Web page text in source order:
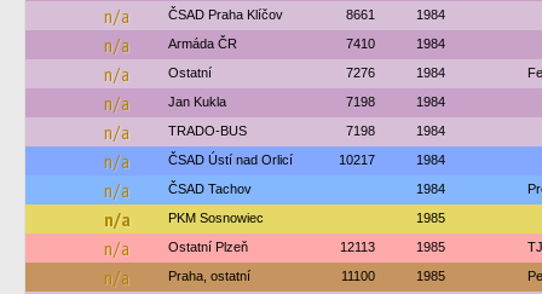
n/a ČSAD Praha Klíčov 8661 1984
n/a Armáda ČR 7410 1984
n/a Ostatní 7276 1984
n/a Jan Kukla 7198 1984
n/a TRADO-BUS 7198 1984
n/a ČSAD Ústí nad Orlicí 10217 1984
n/a ČSAD Tachov 1984
n/a PKM Sosnowiec 1985
n/a Ostatní Plzeň 12113 1985
n/a Praha, ostatní 11100 1985